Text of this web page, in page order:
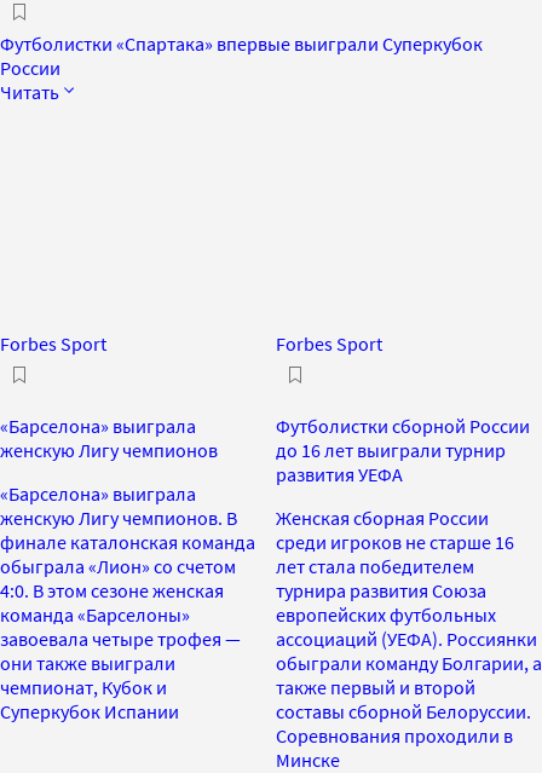
Футболистки «Спартака» впервые выиграли Суперкубок
России
Читать
Forbes Sport
«Барселона» выиграла
женскую Лигу чемпионов
«Барселона» выиграла
женскую Лигу чемпионов. В
финале каталонская команда
обыграла «Лион» со счетом
4:0. В этом сезоне женская
команда «Барселоны»
завоевала четыре трофея —
они также выиграли
чемпионат, Кубок и
Суперкубок Испании
Forbes Sport
Футболистки сборной России
до 16 лет выиграли турнир
развития УЕФА
Женская сборная России
среди игроков не старше 16
лет стала победителем
турнира развития Союза
европейских футбольных
ассоциаций (УЕФА). Россиянки
обыграли команду Болгарии, а
также первый и второй
составы сборной Белоруссии.
Соревнования проходили в
Минске